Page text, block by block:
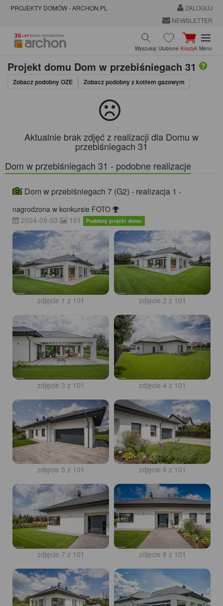
PROJEKTY DOMÓW - ARCHON.PL
ZALOGUJ
NEWSLETTER
Wyszukaj Ulubione Koszyk Menu
Projekt domu Dom w przebiśniegach 31
Zobacz podobny OZE Zobacz podobny z kotłem gazowym
Aktualnie brak zdjęć z realizacji dla Domu w
przebiśniegach 31
Dom w przebiśniegach 31 - podobne realizacje
Dom w przebiśniegach 7 (G2) - realizacja 1 -
nagrodzona w konkursie FOTO
2024-09-03
101 Podobny projekt domu
zdjęcie 1 z 101 zdjęcie 2 z 101
zdjęcie 3 z 101 zdjęcie 4 z 101
zdjęcie 5 z 101 zdjęcie 6 z 101
zdjęcie 7 z 101 zdjęcie 8 z 101